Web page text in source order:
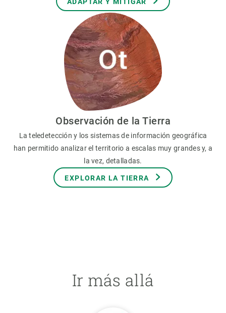
Observación de la Tierra
La teledetección y los sistemas de información geográfica
han permitido analizar el territorio a escalas muy grandes y, a
la vez, detalladas.
EXPLORAR LA TIERRA
Ir más allá